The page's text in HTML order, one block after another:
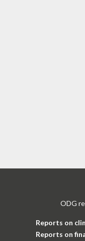
ODG
Reports on
Reports on